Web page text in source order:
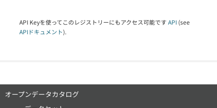
API Keyを使ってこのレジストリーにもアクセス可能です API (see
APIドキュメント).
オープンデータカタログ